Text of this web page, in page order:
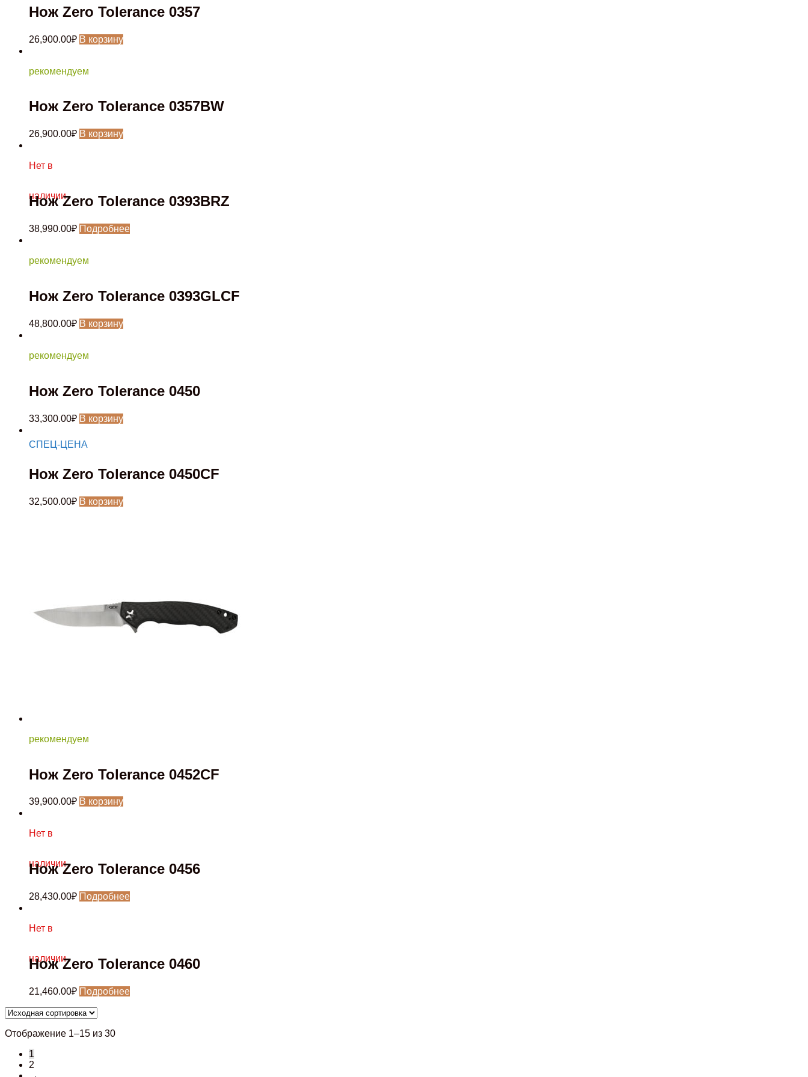
Нож Zero Tolerance 0357
26,900.00₽ В корзину
рекомендуем
Нож Zero Tolerance 0357BW
26,900.00₽ В корзину
Нет в
наличии
Нож Zero Tolerance 0393BRZ
38,990.00₽ Подробнее
рекомендуем
Нож Zero Tolerance 0393GLCF
48,800.00₽ В корзину
рекомендуем
Нож Zero Tolerance 0450
33,300.00₽ В корзину
СПЕЦ-ЦЕНА
Нож Zero Tolerance 0450CF
32,500.00₽ В корзину
рекомендуем
Нож Zero Tolerance 0452CF
39,900.00₽ В корзину
Нет в
наличии
Нож Zero Tolerance 0456
28,430.00₽ Подробнее
Нет в
наличии
Нож Zero Tolerance 0460
21,460.00₽ Подробнее
Отображение 1–15 из 30
1
2